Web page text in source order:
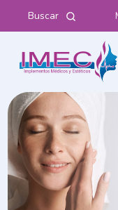
Buscar